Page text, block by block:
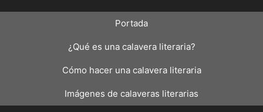
Portada
¿Qué es una calavera literaria?
Cómo hacer una calavera literaria
Imágenes de calaveras literarias